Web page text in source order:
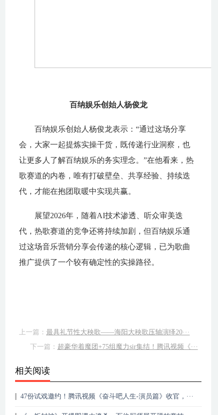
百纳娱乐创始人杨俊龙
百纳娱乐创始人杨俊龙表示：“通过这场分享
会，大家一起提炼实操干货，既传递行业洞察，也
让更多人了解百纳娱乐的务实理念。”在他看来，热
歌赛道的内卷，唯有打破壁垒、共享经验、持续迭
代，才能在抱团取暖中实现共赢。
展望2026年，随着AI技术渗透、听众审美迭
代，热歌赛道的竞争还将持续加剧，但百纳娱乐通
过这场音乐营销分享会传递的核心逻辑，已为歌曲
推广提供了一个较有确定性的实操路径。
上一篇： 最具礼节性大秧歌——海阳大秧歌压轴演绎20···
下一篇： 超豪华着魔团+75组魔力sir集结！腾讯视频《···
相关阅读
47份试戏邀约！腾讯视频《奋斗吧人生-演员篇》收官，···